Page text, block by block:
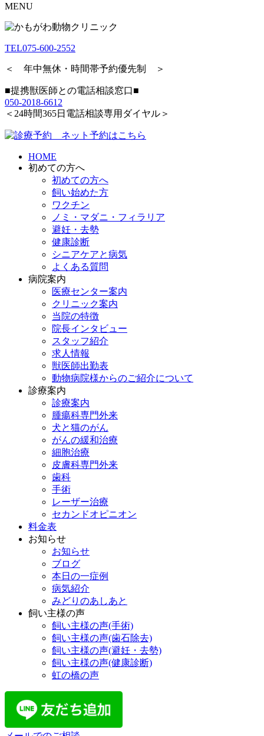
MENU
TEL075-600-2552
＜ 年中無休・時間帯予約優先制 ＞
■提携獣医師との電話相談窓口■
050-2018-6612
＜24時間365日電話相談専用ダイヤル＞
HOME
初めての方へ
初めての方へ
飼い始めた方
ワクチン
ノミ・マダニ・フィラリア
避妊・去勢
健康診断
シニアケアと病気
よくある質問
病院案内
医療センター案内
クリニック案内
当院の特徴
院長インタビュー
スタッフ紹介
求人情報
獣医師出勤表
動物病院様からのご紹介について
診療案内
診療案内
腫瘍科専門外来
犬と猫のがん
がんの緩和治療
細胞治療
皮膚科専門外来
歯科
手術
レーザー治療
セカンドオピニオン
料金表
お知らせ
お知らせ
ブログ
本日の一症例
病気紹介
みどりのあしあと
飼い主様の声
飼い主様の声(手術)
飼い主様の声(歯石除去)
飼い主様の声(避妊・去勢)
飼い主様の声(健康診断)
虹の橋の声